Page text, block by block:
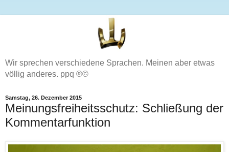
Wir sprechen verschiedene Sprachen. Meinen aber etwas
völlig anderes. ppq ®©
Samstag, 26. Dezember 2015
Meinungsfreiheitsschutz: Schließung der
Kommentarfunktion